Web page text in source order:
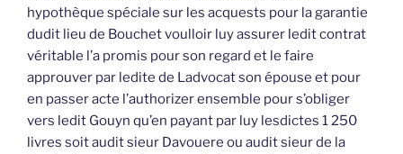
hypothèque spéciale sur les acquests pour la garantie
dudit lieu de Bouchet voulloir luy assurer ledit contrat
véritable l’a promis pour son regard et le faire
approuver par ledite de Ladvocat son épouse et pour
en passer acte l’authorizer ensemble pour s’obliger
vers ledit Gouyn qu’en payant par luy lesdictes 1 250
livres soit audit sieur Davouere ou audit sieur de la